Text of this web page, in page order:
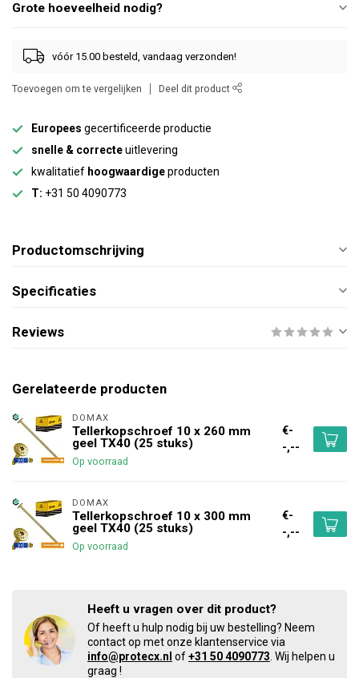
Grote hoeveelheid nodig?
vóór 15.00 besteld, vandaag verzonden!
Toevoegen om te vergelijken Deel dit product
Europees gecertificeerde productie
snelle & correcteuitlevering
kwalitatief hoogwaardigeproducten
T: +31 50 4090773
Productomschrijving
Specificaties
Reviews
Gerelateerde producten
DOMAX
Tellerkopschroef 10 x 260 mm
geel TX40 (25 stuks)
Op voorraad
€-
-,--
DOMAX
Tellerkopschroef 10 x 300 mm
geel TX40 (25 stuks)
Op voorraad
€-
-,--
Heeft u vragen over dit product?
Of heeft u hulp nodig bij uw bestelling? Neem
contact op met onze klantenservice via
info@protecx.nl of+31 50 4090773 . Wij helpen u
graag !